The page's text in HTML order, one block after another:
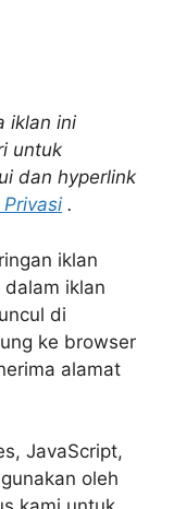
iklan ini
untuk
dan hyperlink
.
iklan
iklan
di
ke browser
alamat
JavaScript,
oleh